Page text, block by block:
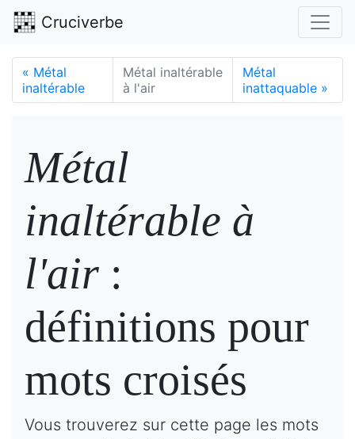
Cruciverbe
« Métal
inaltérable
Métal inaltérable
à l'air
Métal
inattaquable »
Métal
inaltérable à
l'air :
définitions pour
mots croisés
Vous trouverez sur cette page les mots